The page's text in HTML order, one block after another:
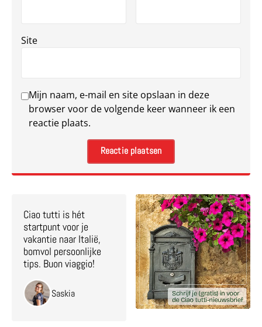
Site
Mijn naam, e-mail en site opslaan in deze
browser voor de volgende keer wanneer ik een
reactie plaats.
Ciao tutti is hét
startpunt voor je
vakantie naar Italië,
bomvol persoonlijke
tips. Buon viaggio!
Saskia